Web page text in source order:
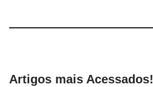
Artigos mais Acessados!